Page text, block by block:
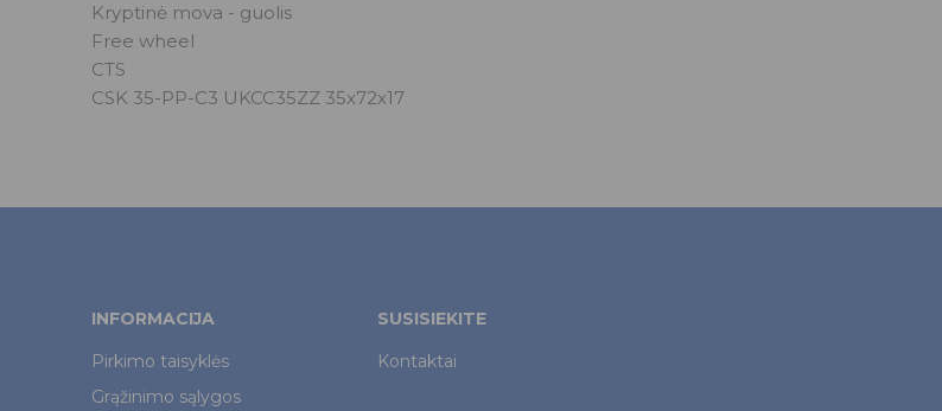
Kryptinė mova - guolis
Free wheel
CTS
CSK 35-PP-C3 UKCC35ZZ 35x72x17
INFORMACIJA
Pirkimo taisyklės
Grąžinimo sąlygos
SUSISIEKITE
Kontaktai